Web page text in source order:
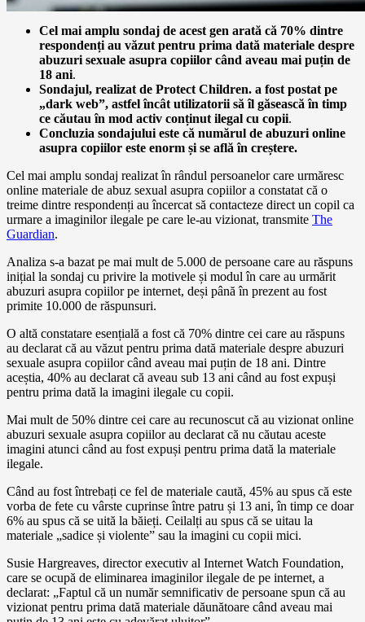
Cel mai amplu sondaj de acest gen arată că 70% dintre
respondenți au văzut pentru prima dată materiale despre
abuzuri sexuale asupra copiilor când aveau mai puțin de
18 ani.
Sondajul, realizat de Protect Children. a fost postat pe
„dark web”, astfel încât utilizatorii să îl găsească în timp
ce căutau în mod activ conținut ilegal cu copii.
Concluzia sondajului este că numărul de abuzuri online
asupra copiilor este enorm și se află în creștere.
Cel mai amplu sondaj realizat în rândul persoanelor care urmăresc
online materiale de abuz sexual asupra copiilor a constatat că o
treime dintre respondenți au încercat să contacteze direct un copil ca
urmare a imaginilor ilegale pe care le-au vizionat, transmite The
Guardian.
Analiza s-a bazat pe mai mult de 5.000 de persoane care au răspuns
inițial la sondaj cu privire la motivele și modul în care au urmărit
abuzuri asupra copiilor pe internet, deși până în prezent au fost
primite 10.000 de răspunsuri.
O altă constatare esențială a fost că 70% dintre cei care au răspuns
au declarat că au văzut pentru prima dată materiale despre abuzuri
sexuale asupra copiilor când aveau mai puțin de 18 ani. Dintre
aceștia, 40% au declarat că aveau sub 13 ani când au fost expuși
pentru prima dată la imagini ilegale cu copii.
Mai mult de 50% dintre cei care au recunoscut că au vizionat online
abuzuri sexuale asupra copiilor au declarat că nu căutau aceste
imagini atunci când au fost expuși pentru prima dată la materiale
ilegale.
Când au fost întrebați ce fel de materiale caută, 45% au spus că este
vorba de fete cu vârste cuprinse între patru și 13 ani, în timp ce doar
6% au spus că se uită la băieți. Ceilalți au spus că se uitau la
materiale „sadice și violente” sau la imagini cu copii mici.
Susie Hargreaves, director executiv al Internet Watch Foundation,
care se ocupă de eliminarea imaginilor ilegale de pe internet, a
declarat: „Faptul că un număr semnificativ de persoane spun că au
vizionat pentru prima dată materiale dăunătoare când aveau mai